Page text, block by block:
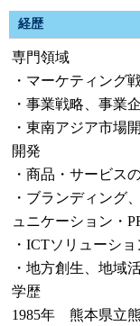
経歴
専門領域
・マーケティング
・事業戦略、事業
・東南アジア市場
開発
・商品・サービス
・ブランディング
ュニケーション・
・ICTソリューシ
・地方創生、地域
学歴
1985年 熊本県立